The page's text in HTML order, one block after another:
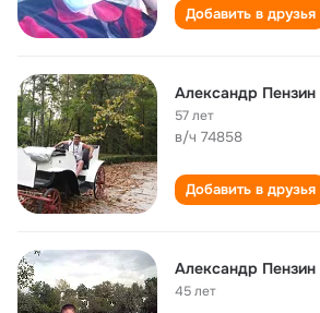
Добавить в друзья
Александр Пензин
57 лет
в/ч 74858
Добавить в друзья
Александр Пензин
45 лет